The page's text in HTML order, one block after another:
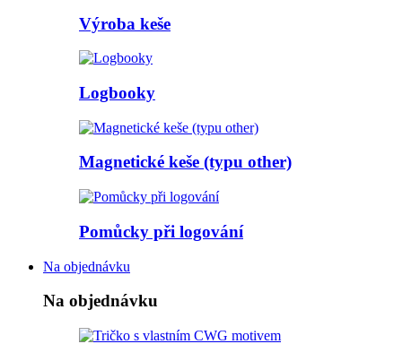
Výroba keše
Logbooky
Magnetické keše (typu other)
Pomůcky při logování
Na objednávku
Na objednávku